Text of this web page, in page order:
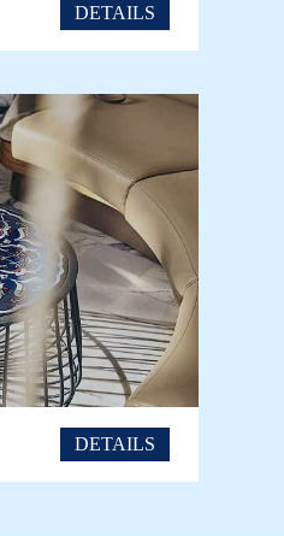
DETAILS
DETAILS